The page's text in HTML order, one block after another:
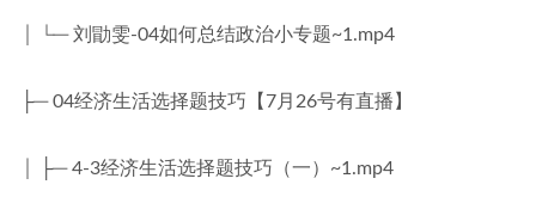
│ └─ 刘勖雯-04如何总结政治小专题~1.mp4
├─ 04经济生活选择题技巧【7月26号有直播】
│ ├─ 4-3经济生活选择题技巧（一）~1.mp4